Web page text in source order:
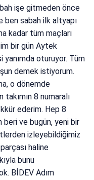
işe gitmeden önce
ben sabah ilk altyapı
kadar tüm maçları
bir gün Aytek
yanımda oturuyor. Tüm
demek istiyorum.
o dönemde
8 numaralı
ederim. Hep 8
beri ve bugün, yeni bir
izleyebildiğimiz
haline
bunu
BİDEV Adım